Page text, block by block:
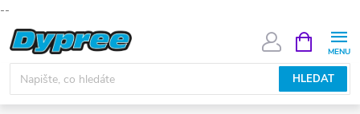
--
Přejít
na
obsah
HLEDAT
NÁKUPNÍ
KOŠÍK